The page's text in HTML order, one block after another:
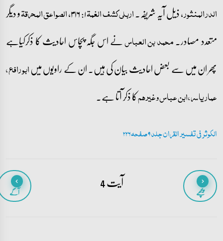
الدر المنثور، ذیل آیہ شریفہ۔اربلی کشف الغمۃ۱: ۳۱۶، الصواعق المحرقۃو دیگر
متعدد مصادر۔محمد بن العباسنے اس جگہ پچاس احادیث کا ذکرکیاہے
پھر ان میں سے بعض احادیث بیان کی ہیں۔ ان کے راویوں میںابو رافع،
عمار یاسر، ابن عباس وغیرہمکا ذکر آتا ہے۔
الکوثر فی تفسیر القران جلد 9 صفحہ 226
پیچھے آیت 4 آگے